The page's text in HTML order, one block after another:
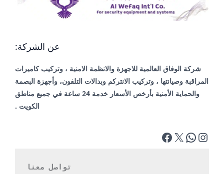
عن الشركة:
شركة الوفاق العالمية للاجهزة والانظمة الامنية ، وتركيب كاميرات
المراقبة وصيانتها ، وتركيب الانتركم وبدالات التلفون، وأجهزة البصمة
والحماية الأمنية بأرخص الأسعار خدمة 24 ساعة في جميع مناطق
الكويت .
تواصل معنا